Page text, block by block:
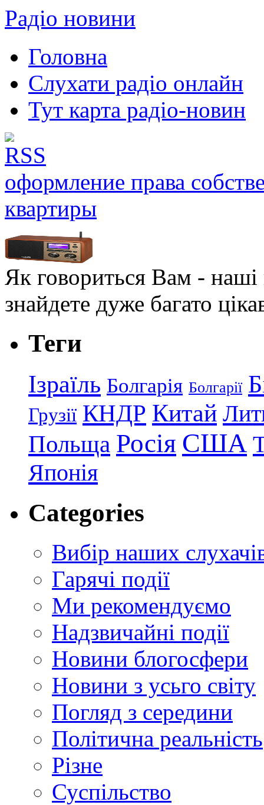
Радіо новини
Головна
Слухати радіо онлайн
Тут карта радіо-новин
оформление права
квартиры
Як говориться Вам - наші
знайдете дуже багато
Теги
Ізраїль Болгарія Болгарії
Грузії КНДР Китай
Польща Росія США
Японія
Categories
Вибір наших
Гарячі події
Ми рекомендуємо
Надзвичайні події
Новини блогосфери
Новини з усьго світу
Погляд з середини
Політична реальність
Різне
Суспільство